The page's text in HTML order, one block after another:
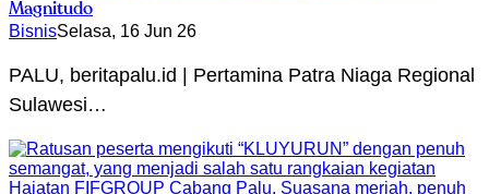
Magnitudo
BisnisSelasa, 16 Jun 26
PALU, beritapalu.id | Pertamina Patra Niaga Regional
Sulawesi…